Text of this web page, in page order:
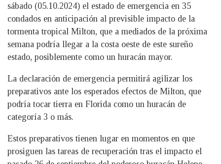
sábado (05.10.2024) el estado de emergencia en 35
condados en anticipación al previsible impacto de la
tormenta tropical Milton, que a mediados de la próxima
semana podría llegar a la costa oeste de este sureño
estado, posiblemente como un huracán mayor.
La declaración de emergencia permitirá agilizar los
preparativos ante los esperados efectos de Milton, que
podría tocar tierra en Florida como un huracán de
categoría 3 o más.
Estos preparativos tienen lugar en momentos en que
prosiguen las tareas de recuperación tras el impacto el